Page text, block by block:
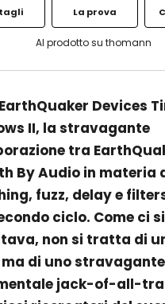
La prova
Al prodotto su thomann
Devices
II, la stravagante
tra
By Audio in materia
fuzz, delay e
ciclo. Come ci si
non si tratta di
di uno
jack-of-all-